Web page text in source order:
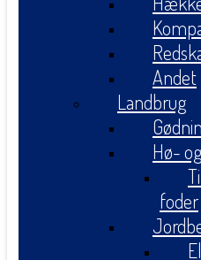
Andet
Landbrug
Hø-
foder